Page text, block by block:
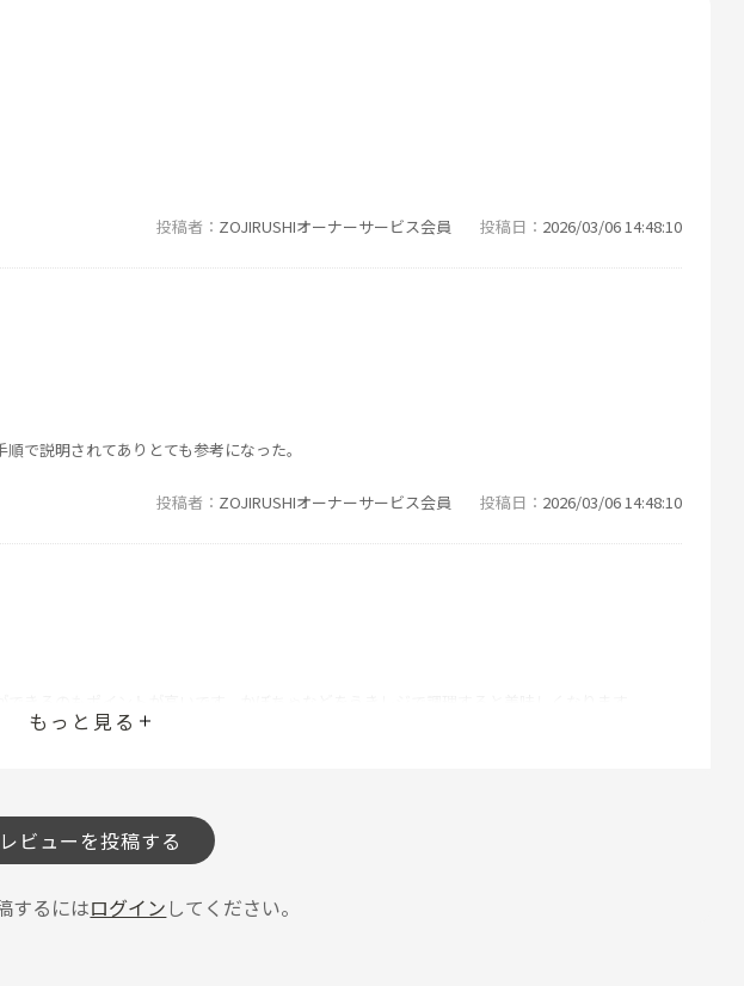
投稿者 ZOJIRUSHIオーナーサービス会員 投稿日 2026/03/06 14:48:10
で説明されてありとても参考になった。
投稿者 ZOJIRUSHIオーナーサービス会員 投稿日 2026/03/06 14:48:10
もっと見る
レビューを投稿する
するにはログイン してください。